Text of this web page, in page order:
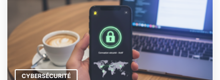
CYBERSÉCURITÉ